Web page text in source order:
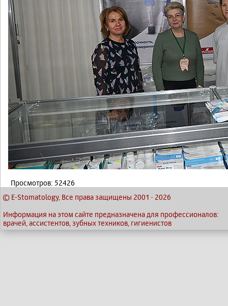
Просмотров: 52426
© E-Stomatology, Все права защищены 2001 - 2026
Информация на этом сайте предназначена для профессионалов:
врачей, ассистентов, зубных техников, гигиенистов